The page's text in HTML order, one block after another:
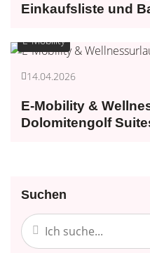
Einkaufsliste und
E-Mobility
14.04.2026
E-Mobility &
Dolomitengolf
Suchen